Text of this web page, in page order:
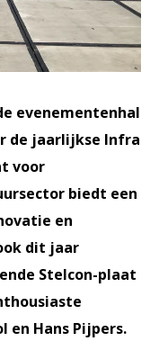
evenementenhal
de jaarlijkse Infra
voor
biedt een
en
dit jaar
Stelcon-plaat
en Hans Pijpers.